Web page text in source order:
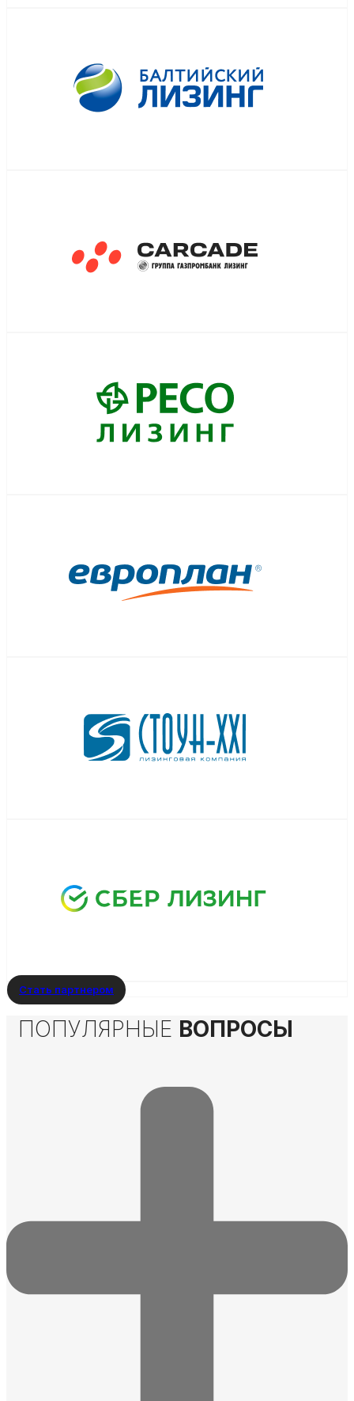
Стать партнером
ПОПУЛЯРНЫЕ ВОПРОСЫ